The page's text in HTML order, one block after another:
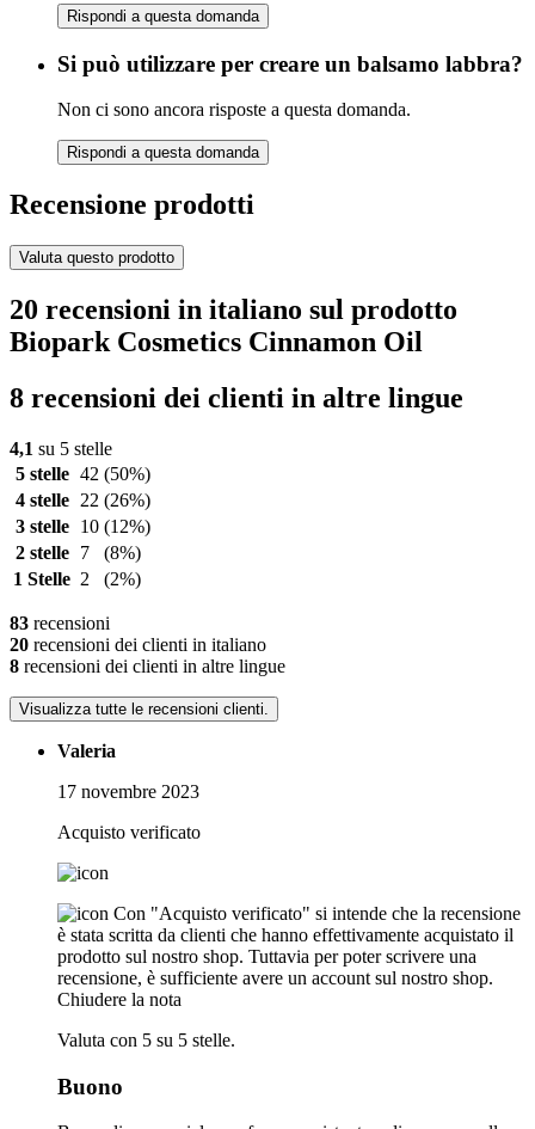
Rispondi a questa domanda
Si può utilizzare per creare un balsamo labbra?
Non ci sono ancora risposte a questa domanda.
Rispondi a questa domanda
Recensione prodotti
Valuta questo prodotto
20 recensioni in italiano sul prodotto
Biopark Cosmetics Cinnamon Oil
8 recensioni dei clienti in altre lingue
4,1 su 5 stelle
5 stelle 42 (50%)
4 stelle
22 (26%)
3 stelle
10 (12%)
2 stelle
7
(8%)
1 Stelle 2 (2%)
83 recensioni
20 recensioni dei clienti in italiano
8 recensioni dei clienti in altre lingue
Visualizza tutte le recensioni clienti.
Valeria
17 novembre 2023
Acquisto verificato
Con "Acquisto verificato" si intende che la recensione
è stata scritta da clienti che hanno effettivamente acquistato il
prodotto sul nostro shop. Tuttavia per poter scrivere una
recensione, è sufficiente avere un account sul nostro shop.
Chiudere la nota
Valuta con 5 su 5 stelle.
Buono